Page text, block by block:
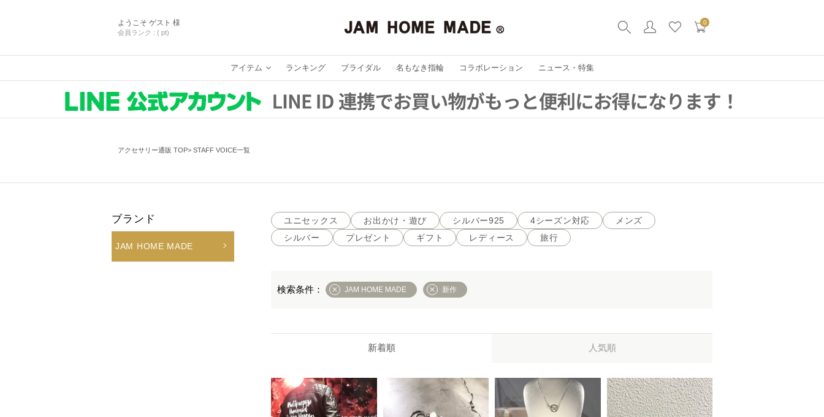
ようこそ ゲスト 様
会員ランク : ( pt)
0
アイテム ランキング ブライダル 名もなき指輪 コラボレーション ニュース・特集
アクセサリー通販 TOP STAFF VOICE一覧
ブランド
JAM HOME MADE
ユニセックス お出かけ・遊び シルバー925 4シーズン対応
メンズ
シルバー
プレゼント ギフト レディース 旅行
JAM HOME MADE 新作
新着順 人気順